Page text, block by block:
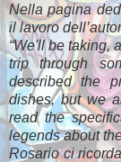
Nella pagina
il lavoro
“We'll be taking,
trip through
described the
dishes, but we
read the
legends about
Rosario ci